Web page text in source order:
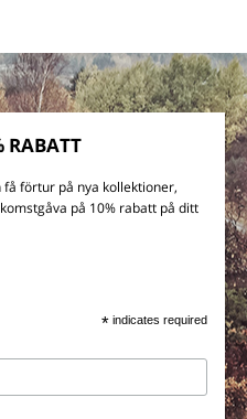
RABATT
förtur på nya kollektioner,
på 10% rabatt på ditt
* indicates required